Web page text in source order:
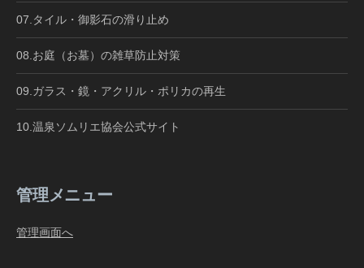
07.タイル・御影石の滑り止め
08.お庭（お墓）の雑草防止対策
09.ガラス・鏡・アクリル・ポリカの再生
10.温泉ソムリエ協会公式サイト
管理メニュー
管理画面へ